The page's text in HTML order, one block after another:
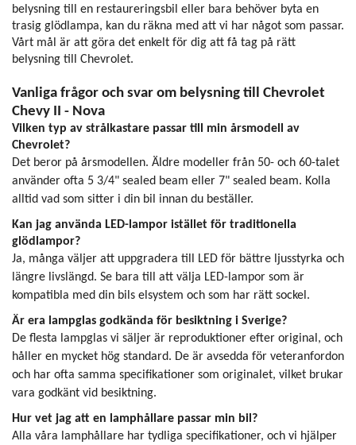
belysning till en restaureringsbil eller bara behöver byta en
trasig glödlampa, kan du räkna med att vi har något som passar.
Vårt mål är att göra det enkelt för dig att få tag på rätt
belysning till Chevrolet.
Vanliga frågor och svar om belysning till Chevrolet
Chevy II - Nova
Vilken typ av strålkastare passar till min årsmodell av
Chevrolet?
Det beror på årsmodellen. Äldre modeller från 50- och 60-talet
använder ofta 5 3/4" sealed beam eller 7" sealed beam. Kolla
alltid vad som sitter i din bil innan du beställer.
Kan jag använda LED-lampor istället för traditionella
glödlampor?
Ja, många väljer att uppgradera till LED för bättre ljusstyrka och
längre livslängd. Se bara till att välja LED-lampor som är
kompatibla med din bils elsystem och som har rätt sockel.
Är era lampglas godkända för besiktning i Sverige?
De flesta lampglas vi säljer är reproduktioner efter original, och
håller en mycket hög standard. De är avsedda för veteranfordon
och har ofta samma specifikationer som originalet, vilket brukar
vara godkänt vid besiktning.
Hur vet jag att en lamphållare passar min bil?
Alla våra lamphållare har tydliga specifikationer, och vi hjälper